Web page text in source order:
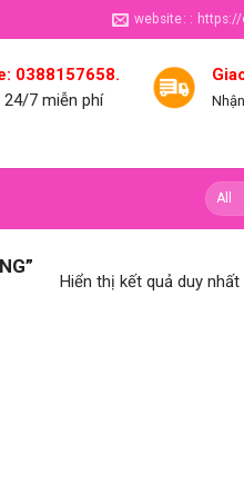
website: :
0388157658.
24/7 miễn phí
Hiển thị kết quả duy nhất